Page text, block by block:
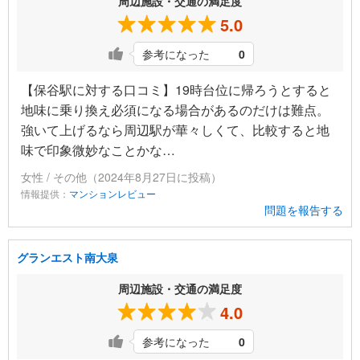
5.0
参考になった 0
【保谷駅に対する口コミ】19時台位に帰ろうとすると
地味に乗り換え必須になる場合があるのだけは難点。
強いて上げるなら周辺駅が華々しくて、比較すると地
味で印象微妙なことかな…
女性 / その他（2024年8月27日に投稿）
情報提供： マンションレビュー
問題を報告する
グランエスト南大泉
周辺施設・交通の満足度
4.0
参考になった 0